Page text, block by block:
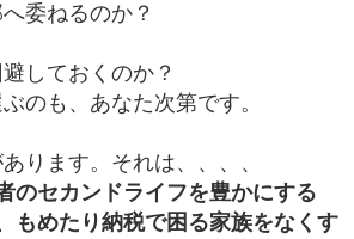
委ねるのか？
しておくのか？
のも、あなた次第です。
ります。それは、、、、
のセカンドライフを豊かにする
もめたり納税で困る家族をなくす